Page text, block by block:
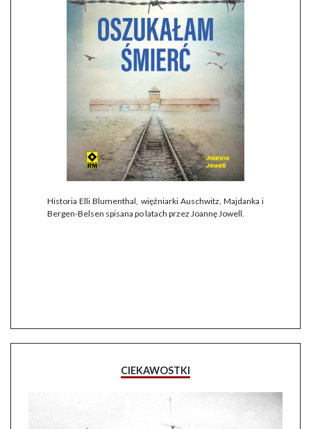
Historia Elli Blumenthal, więźniarki Auschwitz, Majdanka i
Bergen-Belsen spisana po latach przez Joannę Jowell.
CIEKAWOSTKI